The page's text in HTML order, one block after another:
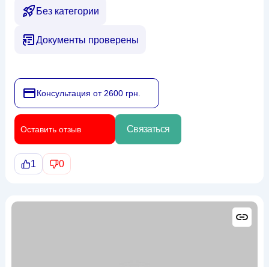
Без категории
Документы проверены
Консультация от 2600 грн.
Оставить отзыв Связаться
1 0